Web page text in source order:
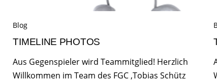
Blog
TIMELINE PHOTOS
Aus Gegenspieler wird Teammitglied! Herzlich
Willkommen im Team des FGC ,Tobias Schütz